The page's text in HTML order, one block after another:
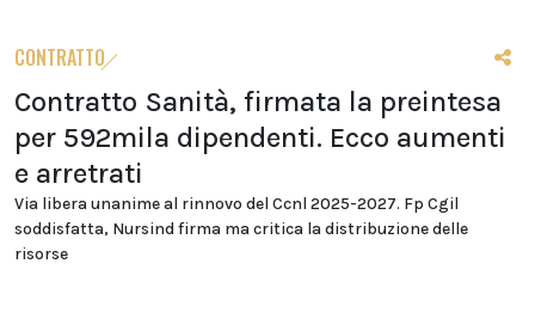
CONTRATTO
Contratto Sanità, firmata la preintesa
per 592mila dipendenti. Ecco aumenti
e arretrati
Via libera unanime al rinnovo del Ccnl 2025-2027. Fp Cgil
soddisfatta, Nursind firma ma critica la distribuzione delle
risorse